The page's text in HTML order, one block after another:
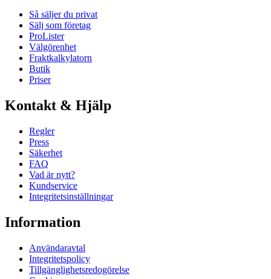
Så säljer du privat
Sälj som företag
ProLister
Välgörenhet
Fraktkalkylatorn
Butik
Priser
Kontakt & Hjälp
Regler
Press
Säkerhet
FAQ
Vad är nytt?
Kundservice
Integritetsinställningar
Information
Användaravtal
Integritetspolicy
Tillgänglighetsredogörelse